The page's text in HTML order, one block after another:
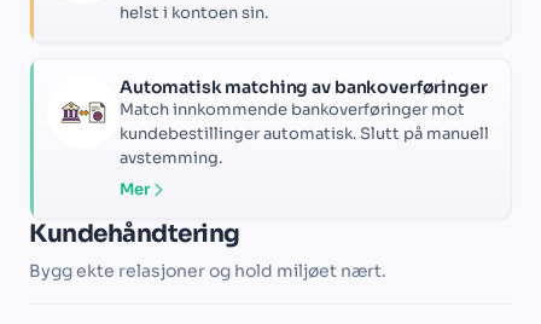
helst i kontoen sin.
Automatisk matching av bankoverføringer
Match innkommende bankoverføringer mot
kundebestillinger automatisk. Slutt på manuell
avstemming.
Mer
Kundehåndtering
Bygg ekte relasjoner og hold miljøet nært.